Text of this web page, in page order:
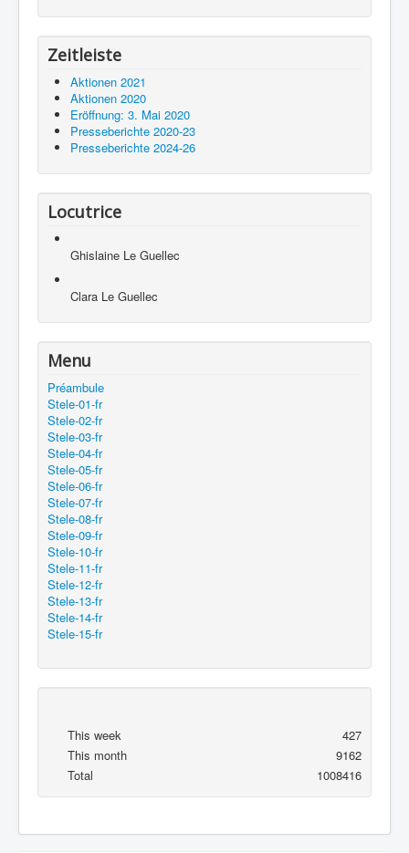
Zeitleiste
Aktionen 2021
Aktionen 2020
Eröffnung: 3. Mai 2020
Presseberichte 2020-23
Presseberichte 2024-26
Locutrice
Ghislaine Le Guellec
Clara Le Guellec
Menu
Préambule
Stele-01-fr
Stele-02-fr
Stele-03-fr
Stele-04-fr
Stele-05-fr
Stele-06-fr
Stele-07-fr
Stele-08-fr
Stele-09-fr
Stele-10-fr
Stele-11-fr
Stele-12-fr
Stele-13-fr
Stele-14-fr
Stele-15-fr
This week
427
This month
9162
Total
1008416